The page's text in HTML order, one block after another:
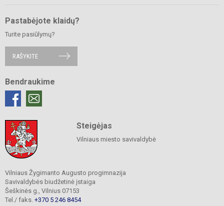
Pastabėjote klaidų?
Turite pasiūlymų?
RAŠYKITE
Bendraukime
Steigėjas
Vilniaus miesto savivaldybė
Vilniaus Žygimanto Augusto progimnazija
Savivaldybės biudžetinė įstaiga
Šeškinės g., Vilnius 07153
Tel./ faks. +370 5 246 8454